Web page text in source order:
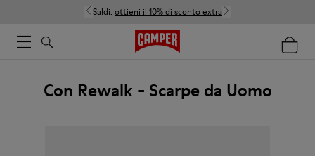
Saldi: ottieni il 10% di sconto extra
Con Rewalk - Scarpe da Uomo